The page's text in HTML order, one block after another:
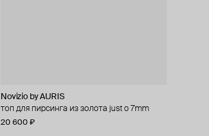
Novizio by AURIS
топ для пирсинга из золота just o 7mm
20 600 ₽